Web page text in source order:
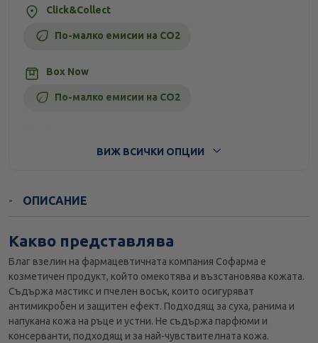
Click&Collect
По-малко емисии на CO2
Box Now
По-малко емисии на CO2
ВИЖ ВСИЧКИ ОПЦИИ
ОПИСАНИЕ
Какво представлява
Благ взелин на фармацевтичната компания Софарма е
козметичен продукт, който омекотява и възстановява кожата.
Съдържа мастикс и пчелен восък, които осигуряват
антимикробен и защитен ефект. Подходящ за суха, ранима и
напукана кожа на ръце и устни. Не съдържа парфюми и
консерванти, подходящ и за най-чувствителната кожа.